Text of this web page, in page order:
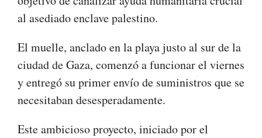
al asediado enclave palestino.
El muelle, anclado en la playa justo al sur de la
ciudad de Gaza, comenzó a funcionar el viernes
y entregó su primer envío de suministros que se
necesitaban desesperadamente.
Este ambicioso proyecto, iniciado por el